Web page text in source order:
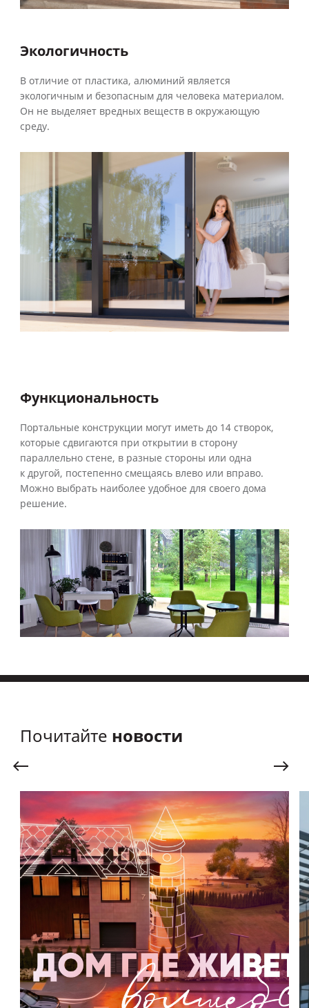
Экологичность
В отличие от пластика, алюминий является
экологичным и безопасным для человека материалом.
Он не выделяет вредных веществ в окружающую
среду.
Функциональность
Портальные конструкции могут иметь до 14 створок,
которые сдвигаются при открытии в сторону
параллельно стене, в разные стороны или одна
к другой, постепенно смещаясь влево или вправо.
Можно выбрать наиболее удобное для своего дома
решение.
Почитайте новости